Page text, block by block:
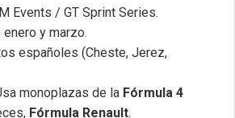
Events / GT Sprint Series.
enero y marzo.
españoles (Cheste, Jerez,
monoplazas de la Fórmula 4
Fórmula Renault.